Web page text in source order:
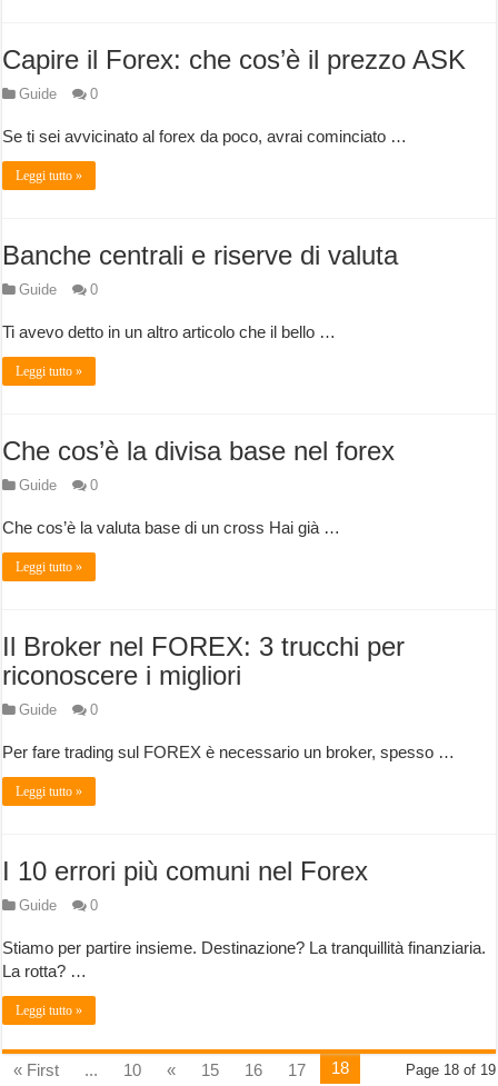
Capire il Forex: che cos’è il prezzo ASK
Guide 0
Se ti sei avvicinato al forex da poco, avrai cominciato …
Leggi tutto »
Banche centrali e riserve di valuta
Guide 0
Ti avevo detto in un altro articolo che il bello …
Leggi tutto »
Che cos’è la divisa base nel forex
Guide 0
Che cos’è la valuta base di un cross Hai già …
Leggi tutto »
Il Broker nel FOREX: 3 trucchi per
riconoscere i migliori
Guide 0
Per fare trading sul FOREX è necessario un broker, spesso …
Leggi tutto »
I 10 errori più comuni nel Forex
Guide 0
Stiamo per partire insieme. Destinazione? La tranquillità finanziaria.
La rotta? …
Leggi tutto »
Page 18 of 19
« First ... 10 « 15 16 17
18